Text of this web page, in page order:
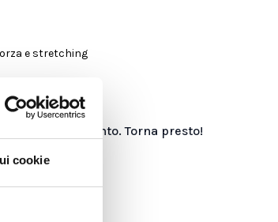
cookie
e stretching
al momento. Torna presto!